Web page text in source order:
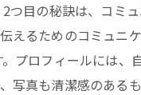
つ目の秘訣は、コミ
えるためのコミュニ
プロフィールには、
写真も清潔感のある